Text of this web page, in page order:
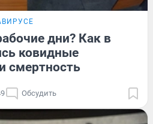
дни? Как в
ковидные
смертность
Обсудить